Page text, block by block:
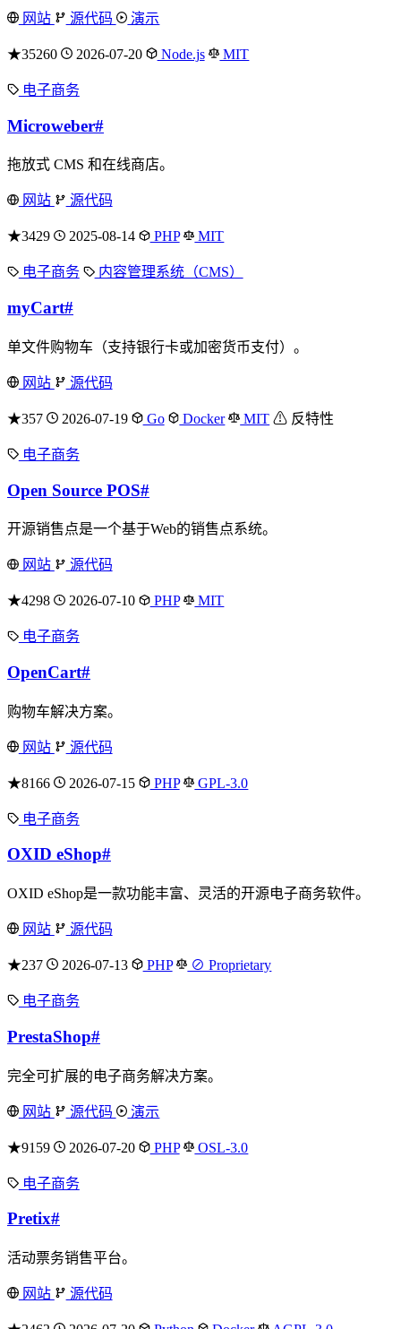
网站 源代码 演示
★35260 2026-07-20 Node.js MIT
电子商务
Microweber#
拖放式 CMS 和在线商店。
网站 源代码
★3429 2025-08-14 PHP MIT
电子商务 内容管理系统（CMS）
myCart#
单文件购物车（支持银行卡或加密货币支付）。
网站 源代码
★357 2026-07-19 Go Docker MIT ⚠ 反特性
电子商务
Open Source POS#
开源销售点是一个基于Web的销售点系统。
网站 源代码
★4298 2026-07-10 PHP MIT
电子商务
OpenCart#
购物车解决方案。
网站 源代码
★8166 2026-07-15 PHP GPL-3.0
电子商务
OXID eShop#
OXID eShop是一款功能丰富、灵活的开源电子商务软件。
网站 源代码
★237 2026-07-13 PHP ⊘ Proprietary
电子商务
PrestaShop#
完全可扩展的电子商务解决方案。
网站 源代码 演示
★9159 2026-07-20 PHP OSL-3.0
电子商务
Pretix#
活动票务销售平台。
网站 源代码